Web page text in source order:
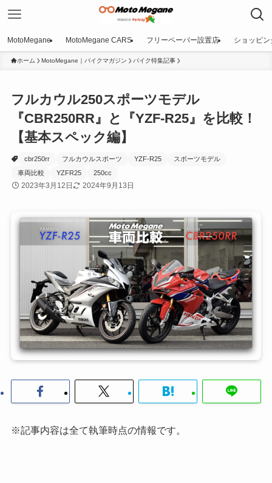
MotoMegane MotoMegane CARS フリーペーパー設置店 ショッピン
ホーム MotoMegane｜バイクマガジン バイク特集記事
フルカウル250スポーツモデル
『CBR250RR』と『YZF-R25』を比較！
【基本スペック編】
cbr250rr フルカウルスポーツ YZF-R25
スポーツモデル
車両比較
YZFR25 250cc
2023年3月12日 2024年9月13日
※記事内容は全て執筆時点の情報です。